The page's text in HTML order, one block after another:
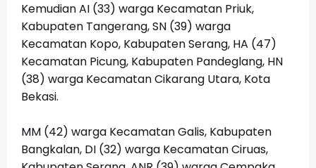
Kemudian AI (33) warga Kecamatan Priuk,
Kabupaten Tangerang, SN (39) warga
Kecamatan Kopo, Kabupaten Serang, HA (47)
Kecamatan Picung, Kabupaten Pandeglang, HN
(38) warga Kecamatan Cikarang Utara, Kota
Bekasi.
MM (42) warga Kecamatan Galis, Kabupaten
Bangkalan, DI (32) warga Kecamatan Ciruas,